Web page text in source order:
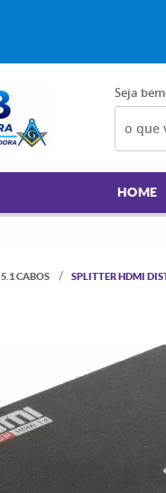
Seja
HOME
5.1 CABOS SPLITTER HDMI